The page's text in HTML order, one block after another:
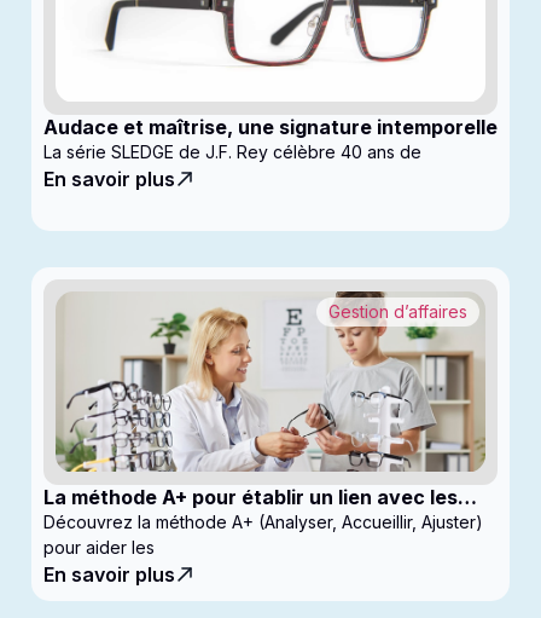
Audace et maîtrise, une signature intemporelle
La série SLEDGE de J.F. Rey célèbre 40 ans de
En savoir plus
La méthode A+ pour établir un lien avec les
enfants en clinique
Gestion d’affaires
Découvrez la méthode A+ (Analyser, Accueillir, Ajuster)
pour aider les
En savoir plus